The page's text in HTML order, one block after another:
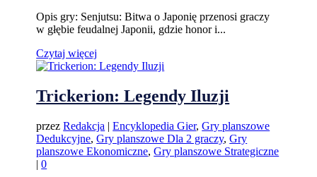
Opis gry: Senjutsu: Bitwa o Japonię przenosi graczy
w głębie feudalnej Japonii, gdzie honor i...
Czytaj więcej
Trickerion: Legendy Iluzji
przezRedakcja |Encyklopedia Gier,Gry planszowe
Dedukcyjne,Gry planszowe Dla 2 graczy,Gry
planszowe Ekonomiczne,Gry planszowe Strategiczne
|0